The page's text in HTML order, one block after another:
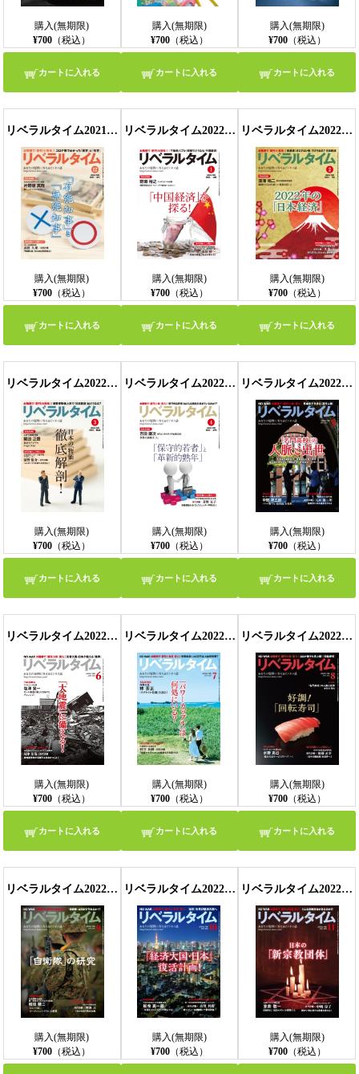
購入(無期限)
¥700 （税込）
カートに入れる
購入(無期限)
¥700（税込）
カートに入れる
購入(無期限)
¥700（税込）
カートに入れる
リベラルタイム2021年12月号
購入(無期限)
¥700 （税込）
カートに入れる
リベラルタイム2022年1月号
購入(無期限)
¥700（税込）
カートに入れる
リベラルタイム2022年2月号
購入(無期限)
¥700（税込）
カートに入れる
リベラルタイム2022年3月号
購入(無期限)
¥700 （税込）
カートに入れる
リベラルタイム2022年4月号
購入(無期限)
¥700（税込）
カートに入れる
リベラルタイム2022年5月号
購入(無期限)
¥700（税込）
カートに入れる
リベラルタイム2022年6月号
購入(無期限)
¥700 （税込）
カートに入れる
リベラルタイム2022年7月号
購入(無期限)
¥700（税込）
カートに入れる
リベラルタイム2022年8月号
購入(無期限)
¥700（税込）
カートに入れる
リベラルタイム2022年9月号
購入(無期限)
¥700 （税込）
リベラルタイム2022年10月号
購入(無期限)
¥700（税込）
リベラルタイム2022年11月号
購入(無期限)
¥700（税込）